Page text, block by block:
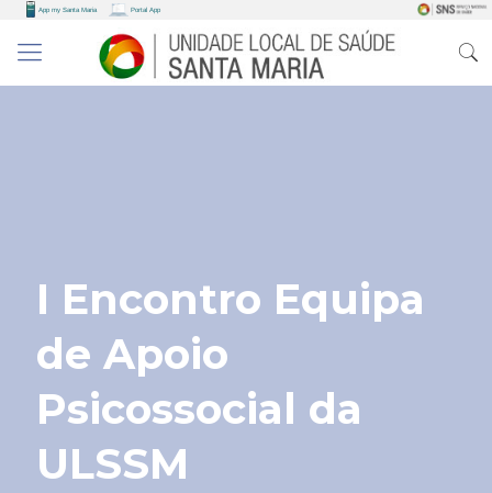
I Encontro Equipa
de Apoio
Psicossocial da
ULSSM